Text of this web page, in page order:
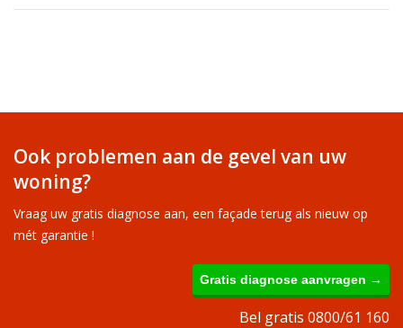
Ook problemen aan de gevel van uw
woning?
Vraag uw gratis diagnose aan, een façade terug als nieuw op
mét garantie !
Gratis diagnose aanvragen →
Bel gratis 0800/61 160